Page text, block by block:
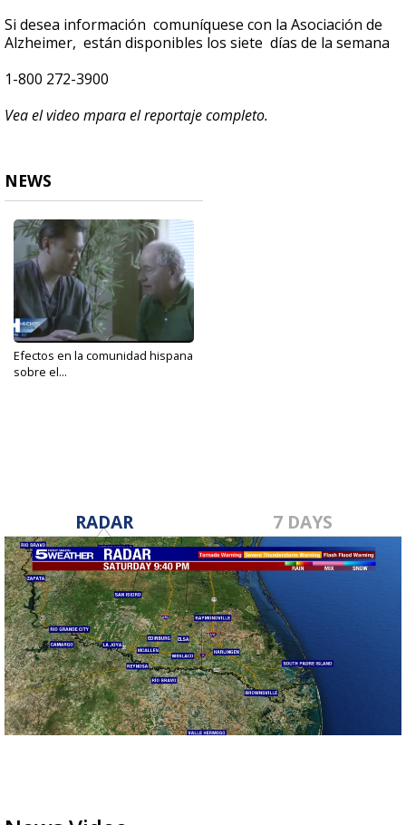
Si desea información comuníquese con la Asociación de
Alzheimer, están disponibles los siete días de la semana
1-800 272-3900
Vea el video mpara el reportaje completo.
NEWS
Efectos en la comunidad hispana
sobre el...
RADAR 7 DAYS